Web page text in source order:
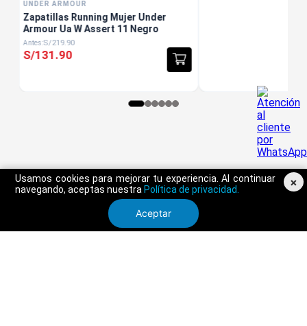
Usamos cookies para mejorar tu experiencia. Al continuar
navegando, aceptas nuestra Política de privacidad.
Aceptar
×
UNDER ARMOUR
Zapatillas Running Mujer Under
Armour Ua W Assert 11 Negro
S/219.90
S/131.90